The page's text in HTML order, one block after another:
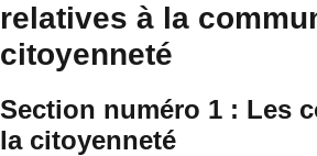
relatives à la
citoyenneté
Section numéro 1 : Les
la citoyenneté